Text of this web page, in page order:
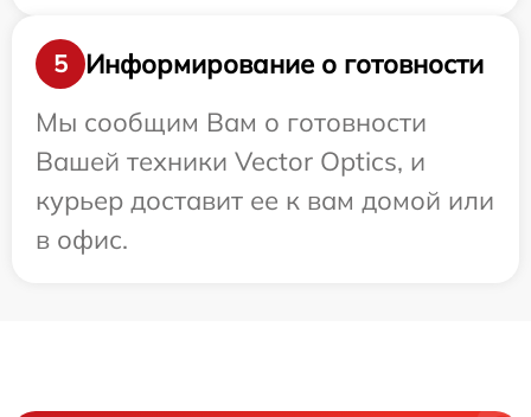
5
Информирование о готовности
Мы сообщим Вам о готовности
Вашей техники Vector Optics, и
курьер доставит ее к вам домой или
в офис.